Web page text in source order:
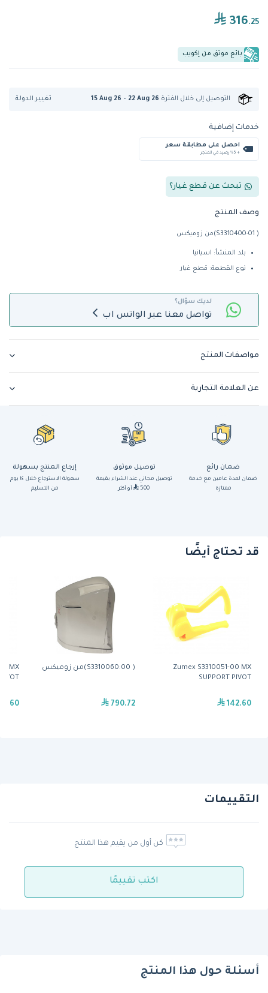
316.25
بائع موثق من إكويب
التوصيل إلى خلال الفترة 15 Aug 26 - 22 Aug 26 تغيير الدولة
خدمات إضافية
احصل على مطابقة سعر
+ %5 رصيد في المتجر
تبحث عن قطع غيار؟
وصف المنتج
( S3310400-01)من زوميكس
بلد المنشأ: اسبانيا
نوع القطعة: قطع غيار
لديك سؤال؟
تواصل معنا عبر الواتس اب
مواصفات المنتج
عن العلامة التجارية
ضمان رائع
ضمان لمدة عامين مع خدمة
ممتازة
توصيل موثوق
توصيل مجاني عند الشراء بقيمة
500
أو أكثر
إرجاع المنتج بسهولة
سهولة الاسترجاع خلال ١٤ يوم
من التسليم
قد تحتاج أيضًا
Zumex S3310051-00 MX
SUPPORT PIVOT
142.60
( S3310060:00)من زوميكس
790.72
MX
التقييمات
كن أول من يقيم هذا المنتج
اكتب تقييمًا
أسئلة حول هذا المنتج